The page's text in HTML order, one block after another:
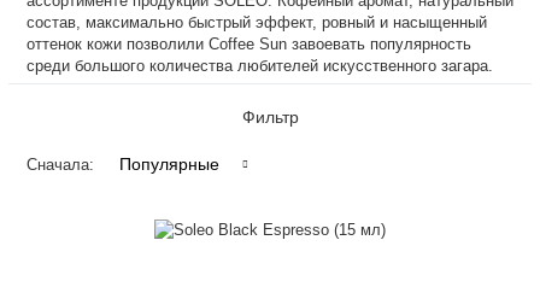
состав, максимально быстрый эффект, ровный и насыщенный
оттенок кожи позволили Coffee Sun завоевать популярность
среди большого количества любителей искусственного загара.
Фильтр
Сначала: Популярные